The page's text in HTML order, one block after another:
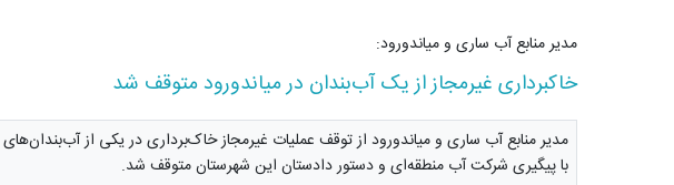
مدیر منابع آب ساری و میاندورود:
خاکبرداری غیرمجاز از یک آب‌بندان در میاندورود متوقف شد
مدیر منابع آب ساری و میاندورود از توقف عملیات غیرمجاز خاک‌برداری در یکی از
با پیگیری شرکت آب منطقه‌ای و دستور دادستان این شهرستان متوقف شد.